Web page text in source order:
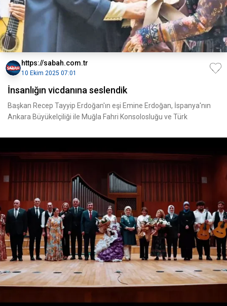
https://sabah.com.tr
10 Ekim 2025 07:01
İnsanlığın vicdanına seslendik
Başkan Recep Tayyip Erdoğan'ın eşi Emine Erdoğan, İspanya'nın
Ankara Büyükelçiliği ile Muğla Fahri Konsolosluğu ve Türk